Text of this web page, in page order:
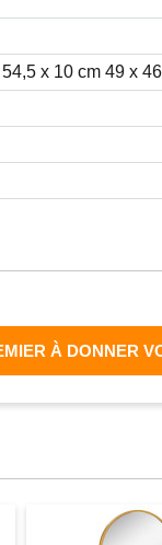
x 10 cm 49 x
À DONNER